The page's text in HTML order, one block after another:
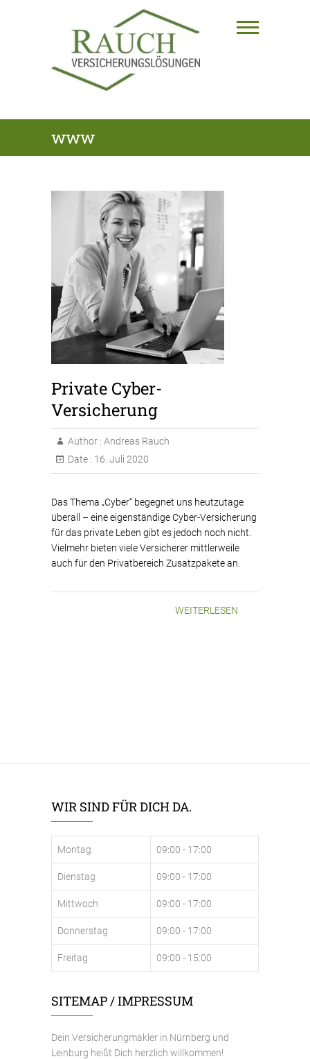
RAUCH
VERSICHERUNGSLÖSUNGEN
www
Private Cyber-
Versicherung
Author : Andreas Rauch
Date : 16. Juli 2020
Das Thema „Cyber“ begegnet uns heutzutage
überall – eine eigenständige Cyber-Versicherung
für das private Leben gibt es jedoch noch nicht.
Vielmehr bieten viele Versicherer mittlerweile
auch für den Privatbereich Zusatzpakete an.
WEITERLESEN
WIR SIND FÜR DICH DA.
Montag 09:00 - 17:00
Dienstag 09:00 - 17:00
Mittwoch 09:00 - 17:00
Donnerstag 09:00 - 17:00
Freitag 09:00 - 15:00
SITEMAP / IMPRESSUM
Dein Versicherungmakler in Nürnberg und
Leinburg heißt Dich herzlich willkommen!